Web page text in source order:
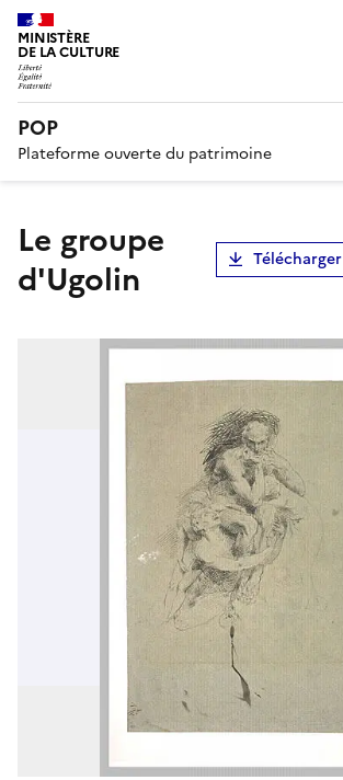
MINISTÈRE
DE LA CULTURE
POP
Plateforme ouverte du patrimoine
Le groupe
d'Ugolin
Télécharger